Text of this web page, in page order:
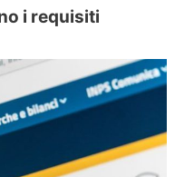
i requisiti